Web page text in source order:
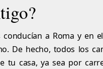
a Roma y en
De hecho, todos los
tu casa, ya sea por